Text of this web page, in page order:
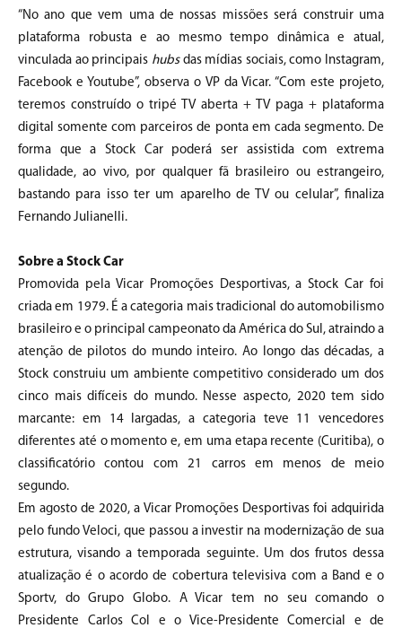
“No ano que vem uma de nossas missões será construir uma
plataforma robusta e ao mesmo tempo dinâmica e atual,
vinculada ao principais hubsdas mídias sociais, como Instagram,
Facebook e Youtube”, observa o VP da Vicar. “Com este projeto,
teremos construído o tripé TV aberta + TV paga + plataforma
digital somente com parceiros de ponta em cada segmento. De
forma que a Stock Car poderá ser assistida com extrema
qualidade, ao vivo, por qualquer fã brasileiro ou estrangeiro,
bastando para isso ter um aparelho de TV ou celular”, finaliza
Fernando Julianelli.
Sobre a Stock Car
Promovida pela Vicar Promoções Desportivas, a Stock Car foi
criada em 1979. É a categoria mais tradicional do automobilismo
brasileiro e o principal campeonato da América do Sul, atraindo a
atenção de pilotos do mundo inteiro. Ao longo das décadas, a
Stock construiu um ambiente competitivo considerado um dos
cinco mais difíceis do mundo. Nesse aspecto, 2020 tem sido
marcante: em 14 largadas, a categoria teve 11 vencedores
diferentes até o momento e, em uma etapa recente (Curitiba), o
classificatório contou com 21 carros em menos de meio
segundo.
Em agosto de 2020, a Vicar Promoções Desportivas foi adquirida
pelo fundo Veloci, que passou a investir na modernização de sua
estrutura, visando a temporada seguinte. Um dos frutos dessa
atualização é o acordo de cobertura televisiva com a Band e o
Sportv, do Grupo Globo. A Vicar tem no seu comando o
Presidente Carlos Col e o Vice-Presidente Comercial e de